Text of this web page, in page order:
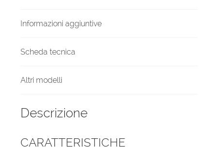
Informazioni aggiuntive
Scheda tecnica
Altri modelli
Descrizione
CARATTERISTICHE